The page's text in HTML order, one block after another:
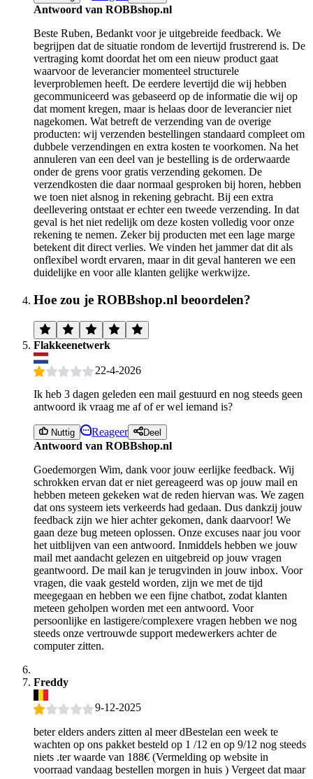
Antwoord van ROBBshop.nl
Beste Ruben, Bedankt voor je uitgebreide feedback. We
begrijpen dat de situatie rondom de levertijd frustrerend is. De
vertraging komt doordat het om een nieuw product gaat
waarvoor de leverancier momenteel structurele
leverproblemen heeft. De eerdere levertijd die wij hebben
gecommuniceerd was gebaseerd op de informatie die wij op
dat moment kregen, maar is helaas door de leverancier niet
nagekomen. Wat betreft de verzending van de overige
producten: wij verzenden bestellingen standaard compleet om
dubbele verzendingen en extra kosten te voorkomen. Na het
annuleren van een deel van je bestelling is de orderwaarde
onder de grens voor gratis verzending gekomen. De
verzendkosten die daar normaal gesproken bij horen, hebben
we toen niet alsnog in rekening gebracht. Bij een extra
deellevering ontstaat er echter een tweede verzending. In dat
geval is het niet redelijk om deze kosten volledig voor onze
rekening te nemen. Zeker bij producten met een lage marge
betekent dit direct verlies. We vinden het jammer dat dit als
onflexibel wordt ervaren, maar in dit geval hanteren we een
duidelijke en voor alle klanten gelijke werkwijze.
Hoe zou je ROBBshop.nl beoordelen?
Flakkeenetwerk
22-4-2026
Ik heb 3 dagen geleden een mail gestuurd en nog steeds geen
antwoord ik vraag me af of er wel iemand is?
Nuttig Reageer Deel
Antwoord van ROBBshop.nl
Goedemorgen Wim, dank voor jouw eerlijke feedback. Wij
schrokken ervan dat er niet gereageerd was op jouw mail en
hebben meteen gekeken wat de reden hiervan was. We zagen
dat ons systeem iets verkeerds had gedaan. Dus dankzij jouw
feedback zijn we hier achter gekomen, dank daarvoor! We
gaan deze bug meteen oplossen. Onze excuses naar jou voor
het uitblijven van een antwoord. Inmiddels hebben we jouw
mail met aandacht gelezen en uitgebreid op jouw vragen
geantwoord. De mail kan je terugvinden in jouw inbox. Voor
vragen, die vaak gesteld worden, zijn we met de tijd
meegegaan en hebben we een fijne chatbot, zodat klanten
meteen geholpen worden met een antwoord. Voor
persoonlijke en lastigere/complexere vragen hebben we nog
steeds onze vertrouwde support medewerkers achter de
computer zitten.
Freddy
9-12-2025
beter elders anders zitten al meer dBestelan een week te
wachten op ons pakket besteld op 1 /12 en op 9/12 nog steeds
niets .ter waarde van 188€ (Vermelding op website in
voorraad vandaag bestellen morgen in huis ) Vergeet dat maar